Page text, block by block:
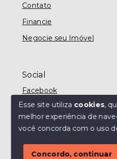
Olá! Estamos
Contato
Financie
Negocie seu Imóvel
Social
Facebook
© Copyright 2026 - MODO
SITE PARA IMOBILIARIA
Esse site utiliza cookies,
melhor experiência de
você concorda com o uso
Concordo, continuar